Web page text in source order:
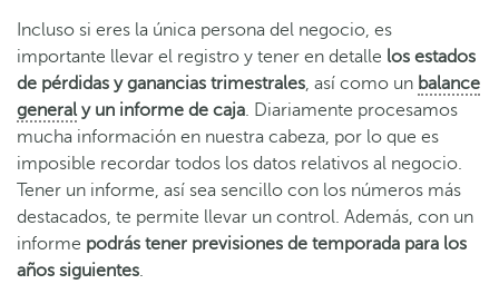
Incluso si eres la única persona del negocio, es
importante llevar el registro y tener en detalle los estados
de pérdidas y ganancias trimestrales, así como un balance
generaly un informe de caja. Diariamente procesamos
mucha información en nuestra cabeza, por lo que es
imposible recordar todos los datos relativos al negocio.
ener un informe, así sea sencillo con los números más
destacados, te permite llevar un control. Además, con un
informe podrás tener previsiones de temporada para los
años siguientes.